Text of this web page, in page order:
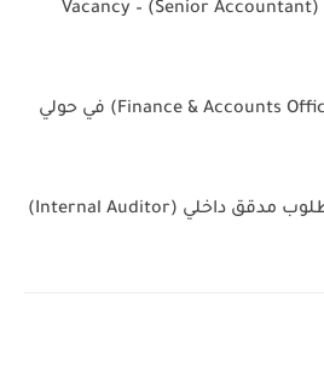
وظيفة محاسب أول (Senior Accountant) Vacancy –
وظيفة محاسبة (Finance & Accounts Officer) في حولي
وظائف محاسبة: مطلوب مدقق داخلي (Internal Auditor)